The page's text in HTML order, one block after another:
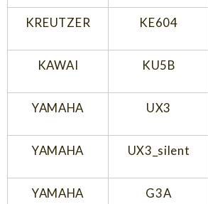
KREUTZER KE604
KAWAI KU5B
YAMAHA UX3
YAMAHA UX3_silent
YAMAHA G3A